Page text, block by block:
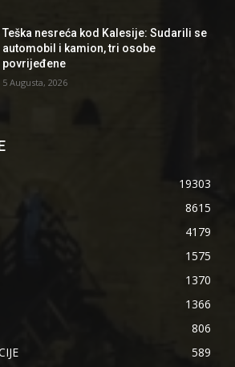
Teška nesreća kod Kalesije: Sudarili se
automobil i kamion, tri osobe
povrijeđene
5 Augusta, 2026
19303
8615
4179
1575
1370
1366
806
589